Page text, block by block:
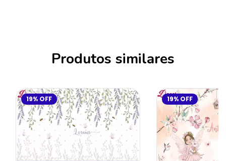
Produtos similares
19% OFF 19% OFF